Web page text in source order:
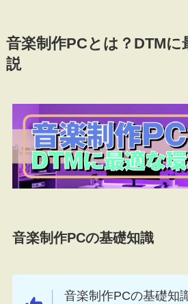
音楽制作PCとは？DTMに
説
音楽制作PCの基礎知識
音楽制作PCの基礎知